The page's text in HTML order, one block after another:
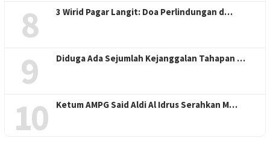
8 3 Wirid Pagar Langit: Doa Perlindungan d…
9 Diduga Ada Sejumlah Kejanggalan Tahapan …
10 Ketum AMPG Said Aldi Al Idrus Serahkan M…